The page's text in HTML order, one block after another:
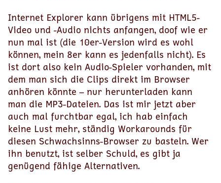
Internet Explorer kann übrigens mit HTML5-
Video und -Audio nichts anfangen, doof wie er
nun mal ist (die 10er-Version wird es wohl
können, mein 8er kann es jedenfalls nicht). Es
ist dort also kein Audio-Spieler vorhanden, mit
dem man sich die Clips direkt im Browser
anhören könnte – nur herunterladen kann
man die MP3-Dateien. Das ist mir jetzt aber
auch mal furchtbar egal, ich hab einfach
keine Lust mehr, ständig Workarounds für
diesen Schwachsinns-Browser zu basteln. Wer
ihn benutzt, ist selber Schuld, es gibt ja
genügend fähige Alternativen.